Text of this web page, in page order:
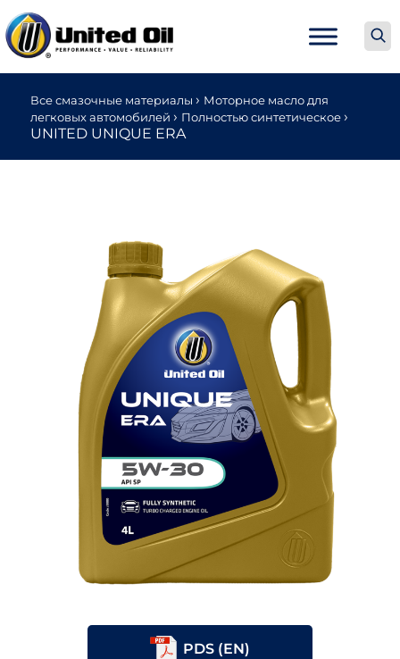
Все смазочные материалы› Моторное масло для
легковых автомобилей› Полностью синтетическое›
UNITED UNIQUE ERA
PDS (EN)